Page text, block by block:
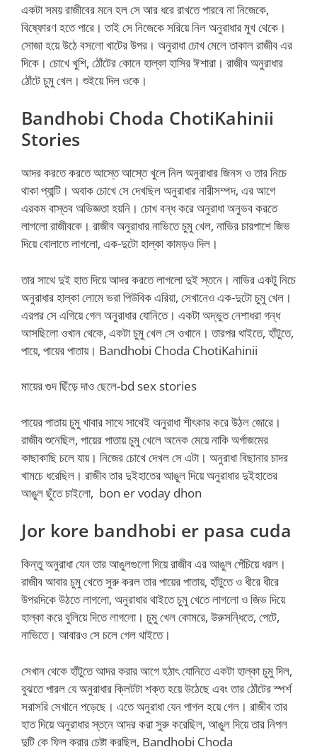
একটা সময় রাজীবের মনে হল সে আর ধরে রাখতে পারবে না নিজেকে,
বিষ্ফোরণ হতে পারে। তাই সে নিজেকে সরিয়ে নিল অনুরাধার মুখ থেকে।
সোজা হয়ে উঠে বসলো খাটের উপর। অনুরাধা চোখ মেলে তাকাল রাজীব এর
দিকে। চোখে খুশি, ঠোঁটের কোনে হাল্কা হাসির ঈশারা। রাজীব অনুরাধার
ঠোঁটে চুমু খেল। শুইয়ে দিল ওকে।
Bandhobi Choda ChotiKahinii
Stories
আদর করতে করতে আস্তে আস্তে খুলে নিল অনুরাধার জিনস ও তার নিচে
থাকা প্যান্টি। অবাক চোখে সে দেখছিল অনুরাধার নারীসম্পদ, এর আগে
এরকম বাস্তব অভিজ্ঞতা হয়নি। চোখ বন্ধ করে অনুরাধা অনুভব করতে
লাগলো রাজীবকে। রাজীব অনুরাধার নাভিতে চুমু খেল, নাভির চারপাশে জিভ
দিয়ে বোলাতে লাগলো, এক-দুটো হাল্কা কামড়ও দিল।
তার সাথে দুই হাত দিয়ে আদর করতে লাগলো দুই স্তনে। নাভির একটু নিচে
অনুরাধার হাল্কা লোমে ভরা পিউবিক এরিয়া, সেখানেও এক-দুটো চুমু খেল।
এরপর সে এগিয়ে গেল অনুরাধার যোনিতে। একটা অদ্ভুত নেশাধরা গন্ধ
আসছিলো ওখান থেকে, একটা চুমু খেল সে ওখানে। তারপর থাইতে, হাঁটুতে,
পায়ে, পায়ের পাতায়। Bandhobi Choda ChotiKahinii
মায়ের গুদ ছিঁড়ে দাও ছেলে-bd sex stories
পায়ের পাতায় চুমু খাবার সাথে সাথেই অনুরাধা শীৎকার করে উঠল জোরে।
রাজীব শুনেছিল, পায়ের পাতায় চুমু খেলে অনেক মেয়ে নাকি অর্গাজমের
কাছাকাছি চলে যায়। নিজের চোখে দেখল সে এটা। অনুরাধা বিছানার চাদর
খামচে ধরেছিল। রাজীব তার দুইহাতের আঙুল দিয়ে অনুরাধার দুইহাতের
আঙুল ছুঁতে চাইলো, bon er voday dhon
Jor kore bandhobi er pasa cuda
কিন্তু অনুরাধা যেন তার আঙুলগুলো দিয়ে রাজীব এর আঙুল পেঁচিয়ে ধরল।
রাজীব আবার চুমু খেতে সুরু করল তার পায়ের পাতায়, হাঁটুতে ও ধীরে ধীরে
উপরদিকে উঠতে লাগলো, অনুরাধার থাইতে চুমু খেতে লাগলো ও জিভ দিয়ে
হাল্কা করে বুলিয়ে দিতে লাগলো। চুমু খেল কোমরে, উরুসন্ধিতে, পেটে,
নাভিতে। আবারও সে চলে গেল থাইতে।
সেখান থেকে হাঁটুতে আদর করার আগে হঠাৎ যোনিতে একটা হাল্কা চুমু দিল,
বুঝতে পারল যে অনুরাধার ক্লিটটা শক্ত হয়ে উঠেছে এবং তার ঠোঁটের স্পর্শ
সরাসরি সেখানে পড়েছে। এতে অনুরাধা যেন পাগল হয়ে গেল। রাজীব তার
হাত দিয়ে অনুরাধার স্তনে আদর করা সুরু করেছিল, আঙুল দিয়ে তার নিপল
দুটি কে ফিল করার চেষ্টা করছিল, Bandhobi Choda